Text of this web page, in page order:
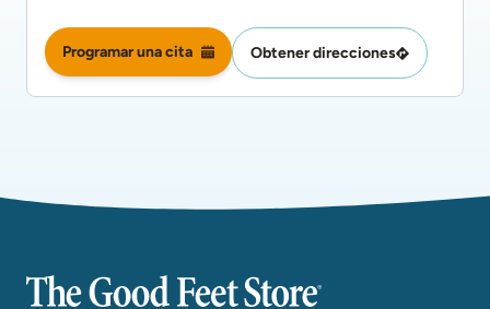
Programar una cita Obtener direcciones
The Good Feet Store